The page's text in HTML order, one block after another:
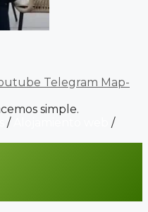
Telegram Map-
simple.
/
/